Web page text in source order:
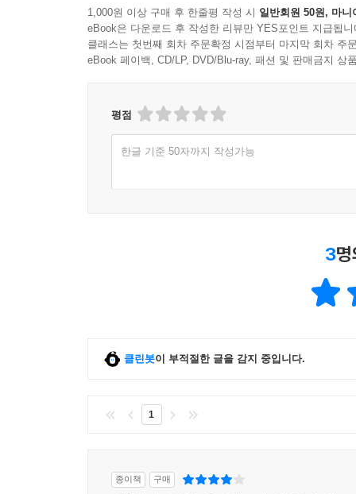
1,000원 이상 구매 후 한줄평 작성 시 일반회원 50원, 마니
eBook은 다운로드 후 작성한 리뷰만 YES포인트 지급됩니
클래스는 첫번째 회차 주문확정 시점부터 마지막 회차 주
eBook 페이백, CD/LP, DVD/Blu-ray, 패션 및 판매금지 상
평점
한글 기준 50자까지 작성가능
3
클린봇이 부적절한 글을 감지 중입니다.
1
종이책 구매